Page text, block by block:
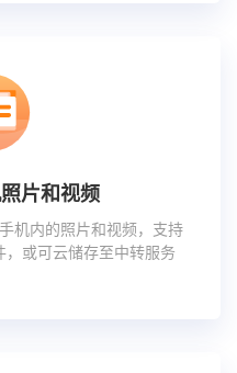
片和视频
机内的照片和视频，支持
或可云储存至中转服务